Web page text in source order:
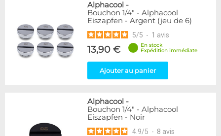
24
53
Mâle
Mâle / Femelle
120
Mâle / Mâle
44
Adaptateur
4
Alphacool -
Bouchon 1/4" - Alphacool
Eiszapfen - Argent (jeu de 6)
5/5 - 1 avis
13,90 €
En stock
Expédition immédiate
Ajouter au panier
Alphacool -
Bouchon 1/4" - Alphacool
Eiszapfen - Noir
4.9/5 - 8 avis